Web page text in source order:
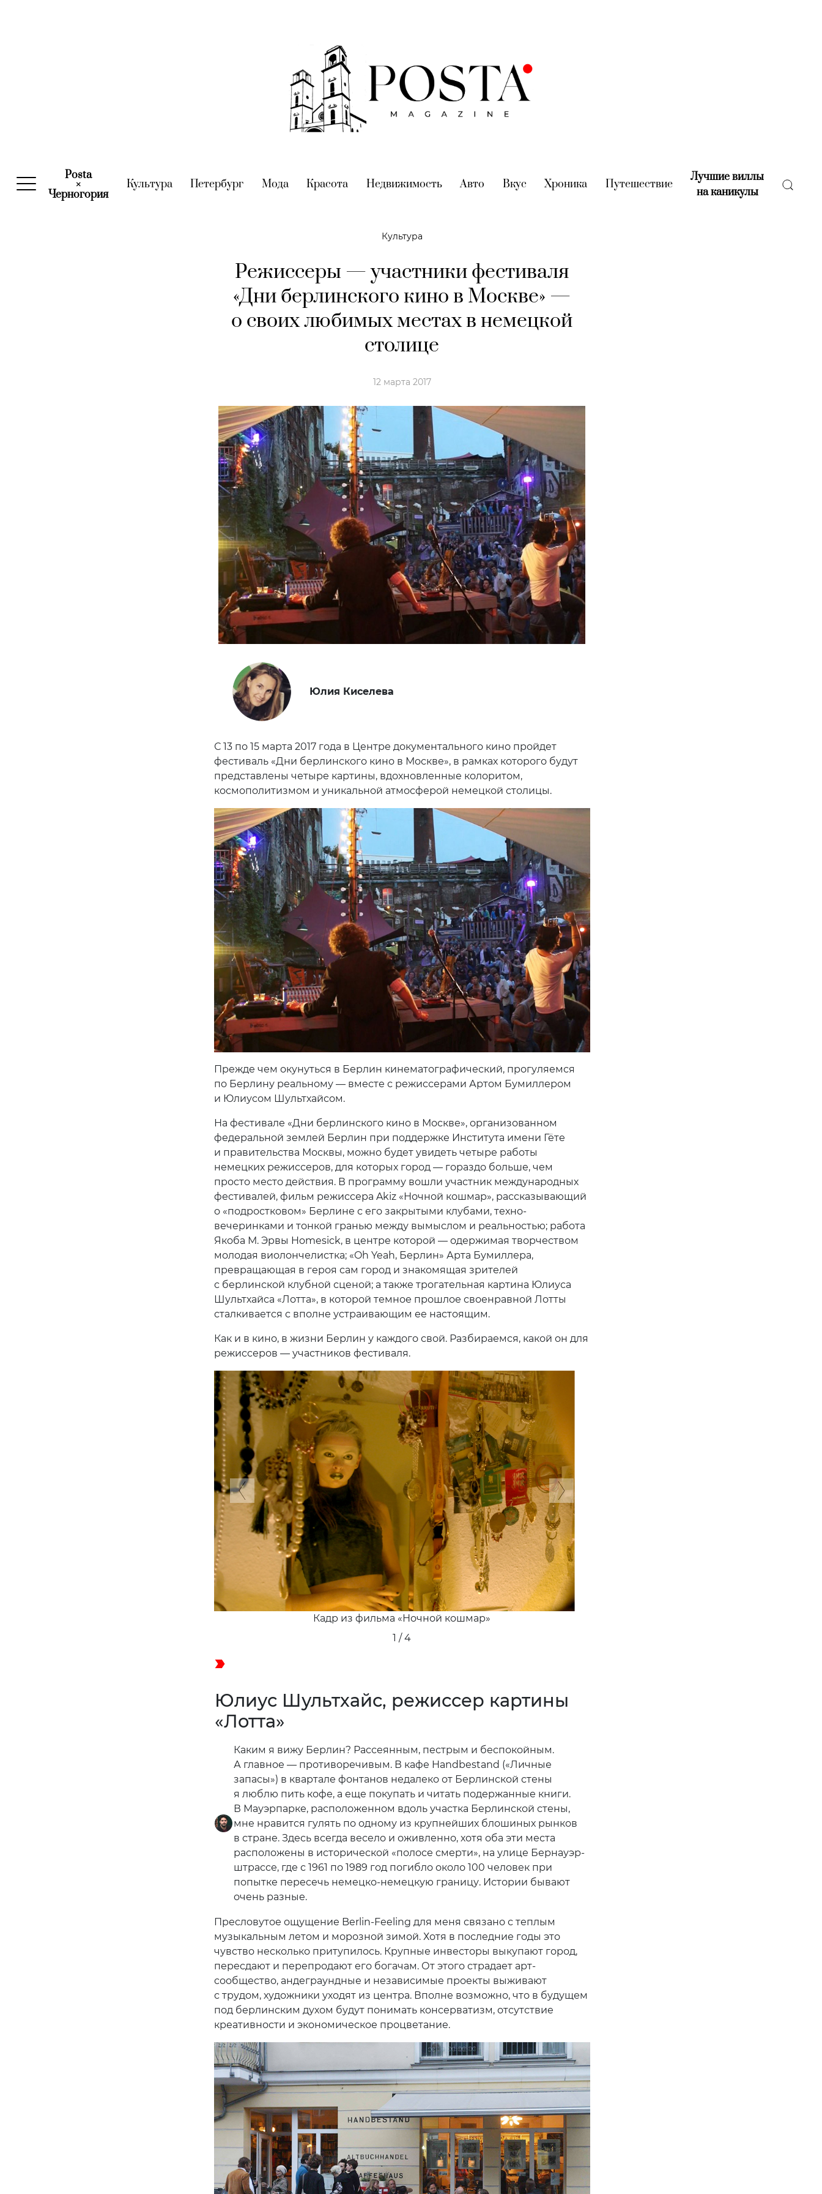
Posta
×
Черногория(current)
Культура(current)
Петербург (current)
Мода(current)
Красота (current)
Недвижимость(current)
Авто (current)
Вкус (current)
Хроника (current)
Путешествие(current)
Лучшие виллы
на каникулы(current)
Культура
Режиссеры — участники фестиваля
«Дни берлинского кино в Москве» —
о своих любимых местах в немецкой
столице
12 марта 2017
Юлия Киселева
С 13 по 15 марта 2017 года в Центре документального кино пройдет
фестиваль «Дни берлинского кино в Москве», в рамках которого будут
представлены четыре картины, вдохновленные колоритом,
космополитизмом и уникальной атмосферой немецкой столицы.
Прежде чем окунуться в Берлин кинематографический, прогуляемся
по Берлину реальному — вместе с режиссерами Артом Бумиллером
и Юлиусом Шультхайсом.
На фестивале «Дни берлинского кино в Москве», организованном
федеральной землей Берлин при поддержке Института имени Гёте
и правительства Москвы, можно будет увидеть четыре работы
немецких режиссеров, для которых город — гораздо больше, чем
просто место действия. В программу вошли участник международных
фестивалей, фильм режиссера Akiz «Ночной кошмар», рассказывающий
о «подростковом» Берлине с его закрытыми клубами, техно-
вечеринками и тонкой гранью между вымыслом и реальностью; работа
Якоба М. Эрвы Homesick, в центре которой — одержимая творчеством
молодая виолончелистка; «Oh Yeah, Берлин» Арта Бумиллера,
превращающая в героя сам город и знакомящая зрителей
с берлинской клубной сценой; а также трогательная картина Юлиуса
Шультхайса «Лотта», в которой темное прошлое своенравной Лотты
сталкивается с вполне устраивающим ее настоящим.
Как и в кино, в жизни Берлин у каждого свой. Разбираемся, какой он для
режиссеров — участников фестиваля.
Кадр из фильма «Homesick»
2 / 4
Юлиус Шультхайс, режиссер картины
«Лотта»
Каким я вижу Берлин? Рассеянным, пестрым и беспокойным.
А главное — противоречивым. В кафе Handbestand («Личные
запасы») в квартале фонтанов недалеко от Берлинской стены
я люблю пить кофе, а еще покупать и читать подержанные книги.
В Мауэрпарке, расположенном вдоль участка Берлинской стены,
мне нравится гулять по одному из крупнейших блошиных рынков
в стране. Здесь всегда весело и оживленно, хотя оба эти места
расположены в исторической «полосе смерти», на улице Бернауэр-
штрассе, где с 1961 по 1989 год погибло около 100 человек при
Пресловутое ощущение Berlin-Feeling для меня связано с теплым
музыкальным летом и морозной зимой. Хотя в последние годы это
чувство несколько притупилось. Крупные инвесторы выкупают город,
сообщество, андеграундные и независимые проекты выживают
с трудом, художники уходят из центра. Вполне возможно, что в будущем
под берлинским духом будут понимать консерватизм, отсутствие
креативности и экономическое процветание.
Кафе Handbestand
Я обожаю фильмы о Берлине «Люди в воскресенье» и «Призраки».
А если хотите что-то почитать, обязательно найдите детский роман
«Эмиль и сыщики» Эриха Кестнера, он замечательный. В районе
Хаккешер-Маркт, в центральном округе Берлина, есть очень хороший
артхаусный кинотеатр, в который я время от времени захожу. Также
прекрасные фильмы показывают в кинотеатре Thalia в Потсдаме.